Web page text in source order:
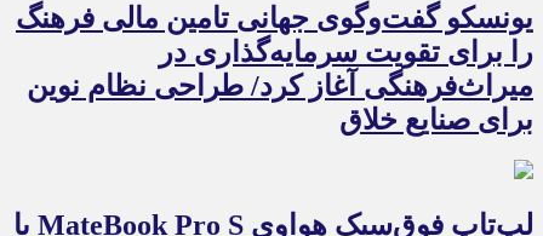
یونسکو گفت‌وگوی جهانی تامین مالی فرهنگ
را برای تقویت سرمایه‌گذاری در
میراث‌فرهنگی آغاز کرد/ طراحی نظام نوین
برای صنایع خلاق
لپ‌تاپ فوق‌سبک هواوی MateBook Pro S با